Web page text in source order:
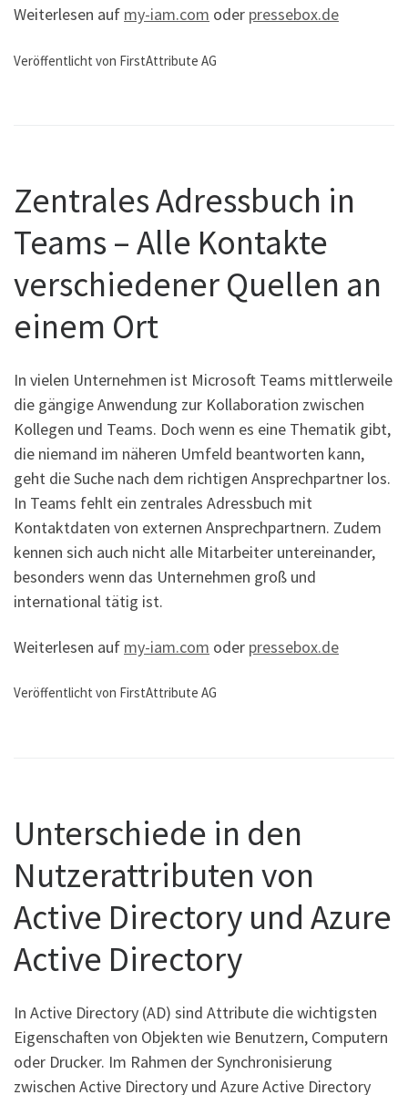
Weiterlesen auf my-iam.com oder pressebox.de
Veröffentlicht von FirstAttribute AG
Zentrales Adressbuch in
Teams – Alle Kontakte
verschiedener Quellen an
einem Ort
In vielen Unternehmen ist Microsoft Teams mittlerweile
die gängige Anwendung zur Kollaboration zwischen
Kollegen und Teams. Doch wenn es eine Thematik gibt,
die niemand im näheren Umfeld beantworten kann,
geht die Suche nach dem richtigen Ansprechpartner los.
In Teams fehlt ein zentrales Adressbuch mit
Kontaktdaten von externen Ansprechpartnern. Zudem
kennen sich auch nicht alle Mitarbeiter untereinander,
besonders wenn das Unternehmen groß und
international tätig ist.
Weiterlesen auf my-iam.com oder pressebox.de
Veröffentlicht von FirstAttribute AG
Unterschiede in den
Nutzerattributen von
Active Directory und Azure
Active Directory
In Active Directory (AD) sind Attribute die wichtigsten
Eigenschaften von Objekten wie Benutzern, Computern
oder Drucker. Im Rahmen der Synchronisierung
zwischen Active Directory und Azure Active Directory